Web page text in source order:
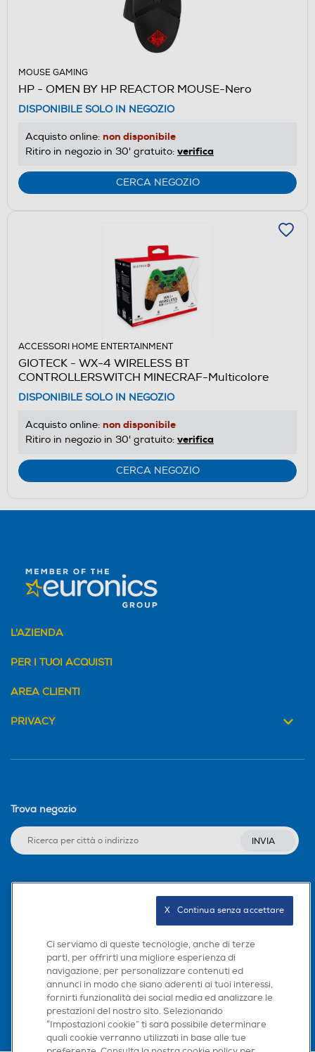
MOUSE GAMING
HP - OMEN BY HP REACTOR MOUSE-Nero
DISPONIBILE SOLO IN NEGOZIO
Acquisto online: non disponibile
Ritiro in negozio in 30' gratuito: verifica
CERCA NEGOZIO
ACCESSORI HOME ENTERTAINMENT
GIOTECK - WX-4 WIRELESS BT
CONTROLLERSWITCH MINECRAF-Multicolore
DISPONIBILE SOLO IN NEGOZIO
Acquisto online: non disponibile
Ritiro in negozio in 30' gratuito: verifica
CERCA NEGOZIO
L'AZIENDA
PER I TUOI ACQUISTI
AREA CLIENTI
PRIVACY
Trova negozio
INVIA
Scarica la nostra app
Ci serviamo di queste tecnologie, anche di terze
parti, per offrirti una migliore esperienza di
navigazione, per personalizzare contenuti ed
annunci in modo che siano aderenti ai tuoi interessi,
fornirti funzionalità dei social media ed analizzare le
prestazioni del nostro sito. Selezionando
“Impostazioni cookie” ti sarà possibile determinare
quali cookie verranno utilizzati in base alle tue
X   Continua senza accettare